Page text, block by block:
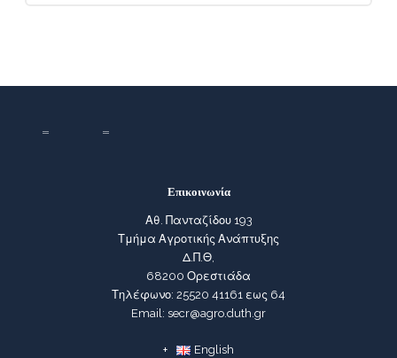
Επικοινωνία
Αθ. Πανταζίδου 193
Τμήμα Αγροτικής Ανάπτυξης
Δ.Π.Θ,
68200 Ορεστιάδα
Τηλέφωνο: 25520 41161 εως 64
Email: secr@agro.duth.gr
English